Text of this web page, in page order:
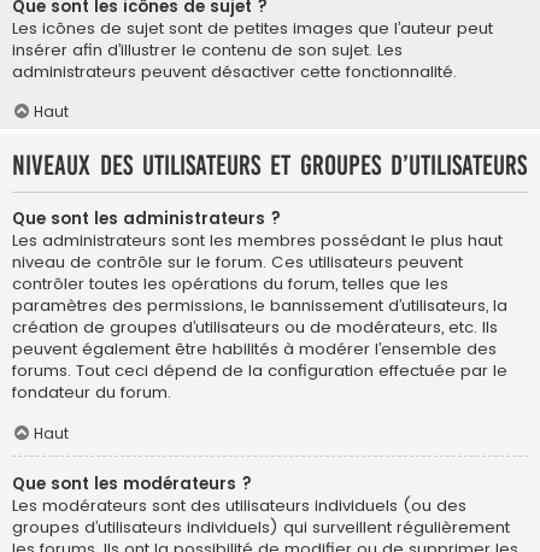
Que sont les icônes de sujet ?
Les icônes de sujet sont de petites images que l’auteur peut
insérer afin d’illustrer le contenu de son sujet. Les
administrateurs peuvent désactiver cette fonctionnalité.
Haut
Niveaux des utilisateurs et groupes d’utilisateurs
Que sont les administrateurs ?
Les administrateurs sont les membres possédant le plus haut
niveau de contrôle sur le forum. Ces utilisateurs peuvent
contrôler toutes les opérations du forum, telles que les
paramètres des permissions, le bannissement d’utilisateurs, la
création de groupes d’utilisateurs ou de modérateurs, etc. Ils
peuvent également être habilités à modérer l’ensemble des
forums. Tout ceci dépend de la configuration effectuée par le
fondateur du forum.
Haut
Que sont les modérateurs ?
Les modérateurs sont des utilisateurs individuels (ou des
groupes d’utilisateurs individuels) qui surveillent régulièrement